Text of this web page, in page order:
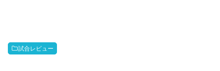
試合レビュー